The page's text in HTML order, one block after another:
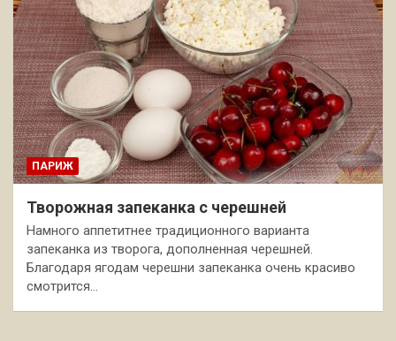
ПАРИЖ
Творожная запеканка с черешней
Намного аппетитнее традиционного варианта
запеканка из творога, дополненная черешней.
Благодаря ягодам черешни запеканка очень красиво
смотрится…